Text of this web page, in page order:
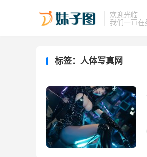
欢迎光临
我们一直在
标签：人体写真网